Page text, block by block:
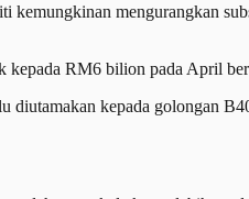
mengurangkan
kepada RM6 bilion pada April
diutamakan kepada golongan